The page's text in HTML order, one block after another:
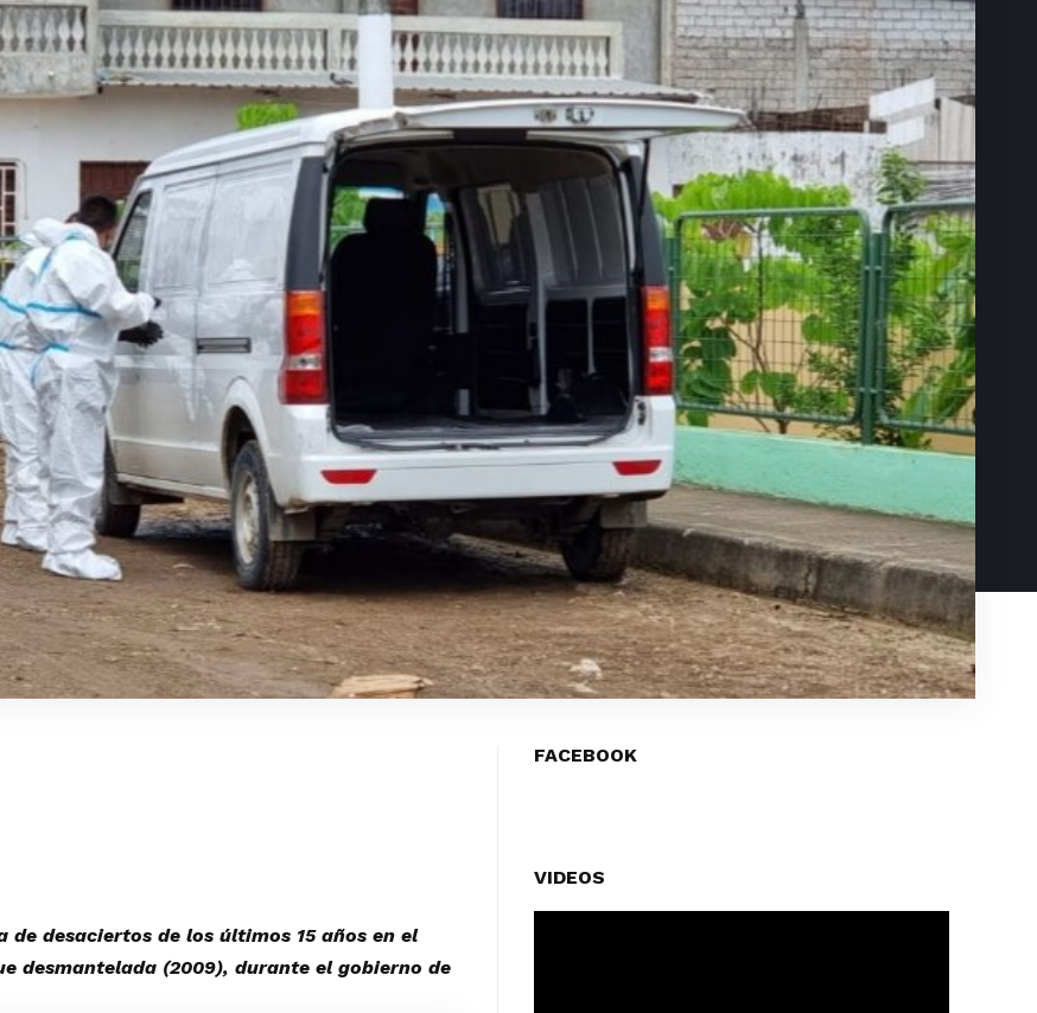
desaciertos de los últimos 15 años en el
desmantelada (2009), durante el gobierno de
FACEBOOK
VIDEOS